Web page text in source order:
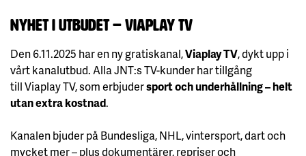
Nyhet i utbudet – Viaplay TV
Den 6.11.2025 har en ny gratiskanal,Viaplay TV, dykt upp i
vårt kanalutbud. Alla JNT:s TV-kunder har tillgång
till Viaplay TV, som erbjudersport och underhållning – helt
utan extra kostnad.
Kanalen bjuder på Bundesliga, NHL, vintersport, dart och
mycket mer – plus dokumentärer, repriser och